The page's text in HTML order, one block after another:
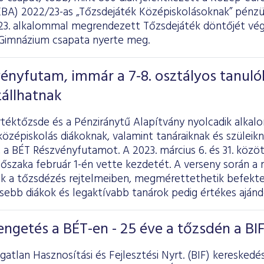
2022/23-as „Tőzsdejáték Középiskolásoknak”
alkalommal megrendezett Tőzsdejáték döntőjét
csapata nyerte meg.
immár a 7-8. osztályos
és a Pénziránytű Alapítvány nyolcadik
diákoknak, valamint tanáraiknak és
BÉT Részvényfutamot. A 2023. március 6. és 31.
február 1-én vette kezdetét. A verseny során a
a tőzsdézés rejtelmeiben, megmérettethetik
diákok és legaktívabb tanárok pedig értékes
a BÉT-en - 25 éve a tőzsdén a
Hasznosítási és Fejlesztési Nyrt. (BIF)